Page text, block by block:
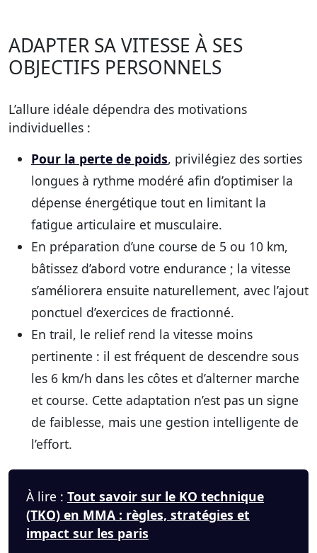
ADAPTER SA VITESSE À SES
OBJECTIFS PERSONNELS
L’allure idéale dépendra des motivations
individuelles :
Pour la perte de poids, privilégiez des sorties
longues à rythme modéré afin d’optimiser la
dépense énergétique tout en limitant la
fatigue articulaire et musculaire.
En préparation d’une course de 5 ou 10 km,
bâtissez d’abord votre endurance ; la vitesse
s’améliorera ensuite naturellement, avec l’ajout
ponctuel d’exercices de fractionné.
En trail, le relief rend la vitesse moins
pertinente : il est fréquent de descendre sous
les 6 km/h dans les côtes et d’alterner marche
et course. Cette adaptation n’est pas un signe
de faiblesse, mais une gestion intelligente de
l’effort.
À lire : Tout savoir sur le KO technique
(TKO) en MMA : règles, stratégies et
impact sur les paris